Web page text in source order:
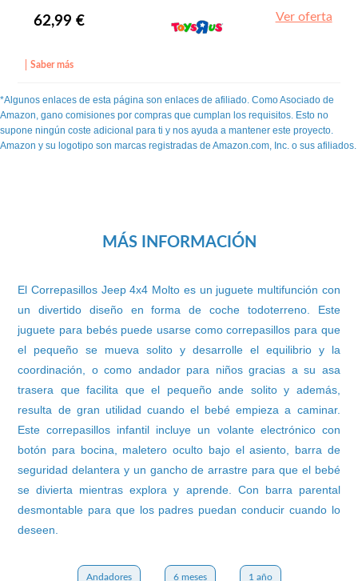
Saber más
62,99 € Ver oferta
*Algunos enlaces de esta página son enlaces de afiliado. Como Asociado de
Amazon, gano comisiones por compras que cumplan los requisitos. Esto no
supone ningún coste adicional para ti y nos ayuda a mantener este proyecto.
Amazon y su logotipo son marcas registradas de Amazon.com, Inc. o sus afiliados.
MÁS INFORMACIÓN
El Correpasillos Jeep 4x4 Molto es un juguete multifunción con
un divertido diseño en forma de coche todoterreno. Este
juguete para bebés puede usarse como correpasillos para que
el pequeño se mueva solito y desarrolle el equilibrio y la
coordinación, o como andador para niños gracias a su asa
trasera que facilita que el pequeño ande solito y además,
resulta de gran utilidad cuando el bebé empieza a caminar.
Este correpasillos infantil incluye un volante electrónico con
botón para bocina, maletero oculto bajo el asiento, barra de
seguridad delantera y un gancho de arrastre para que el bebé
se divierta mientras explora y aprende. Con barra parental
desmontable para que los padres puedan conducir cuando lo
deseen.
Andadores 6 meses 1 año